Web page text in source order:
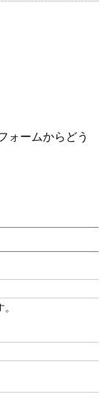
ォームからどう